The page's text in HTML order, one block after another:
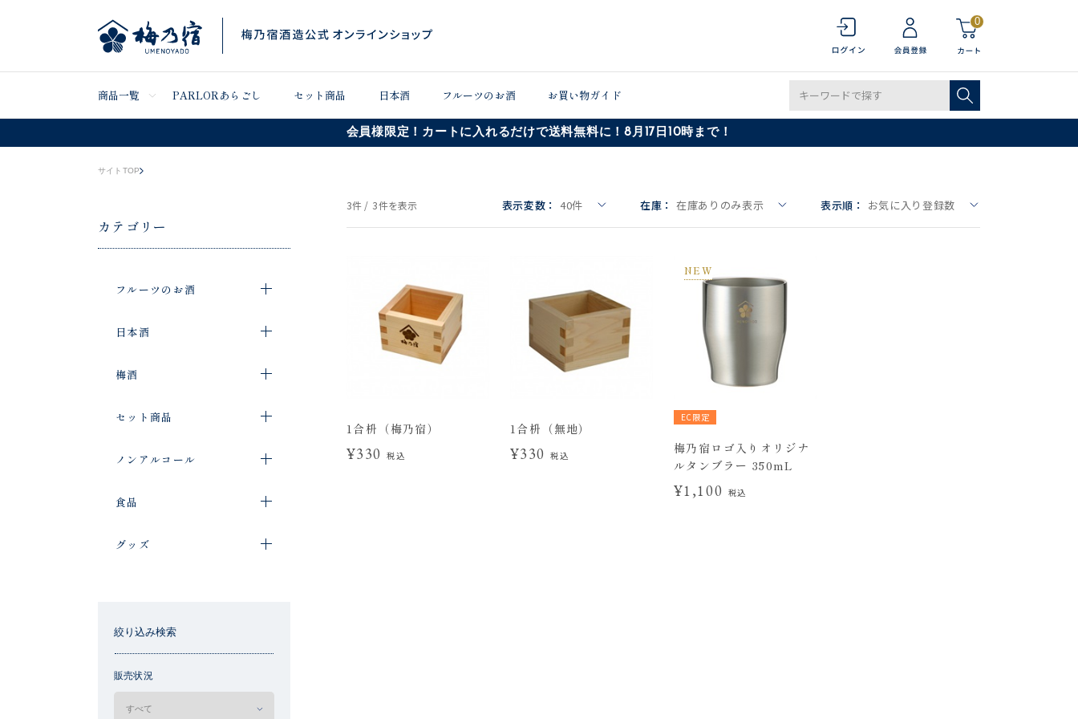
0
商品一覧 PARLORあらごし セット商品 日本酒 フルーツのお酒 お買い物ガイド
会員様限定！カートに入れるだけで送料無料に！8月17日10時まで！
サイトTOP
カテゴリー
フルーツのお酒
日本酒
梅酒
セット商品
ノンアルコール
食品
グッズ
絞り込み検索
販売状況
3件 / 3件を表示 表示変数： 40件 在庫： 在庫ありのみ表示 表示順： お気に入り登録数
1合枡（梅乃宿）
¥330 税込
1合枡（無地）
¥330 税込
NEW
EC限定
梅乃宿ロゴ入りオリジナ
ルタンブラー 350mL
¥1,100 税込